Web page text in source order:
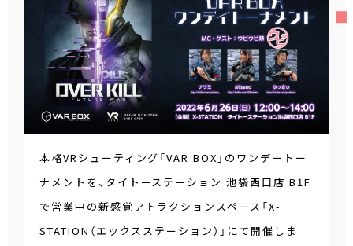
本格VRシューティング「VAR BOX」のワンデートー
ナメントを、タイトーステーション 池袋西口店 B1F
で営業中の新感覚アトラクションスペース「X-
STATION（エックスステーション）」にて開催しま